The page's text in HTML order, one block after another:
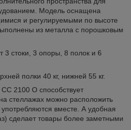
Модель оснащена
и регулируемыми по высоте
из металла с порошковым
3 стоки, 3 опоры, 8 полок и 6
полки 40 кг, нижней 55 кг.
2100 O способствует
стеллажах можно расположить
вместе. А удобная
сделает товары более заметными